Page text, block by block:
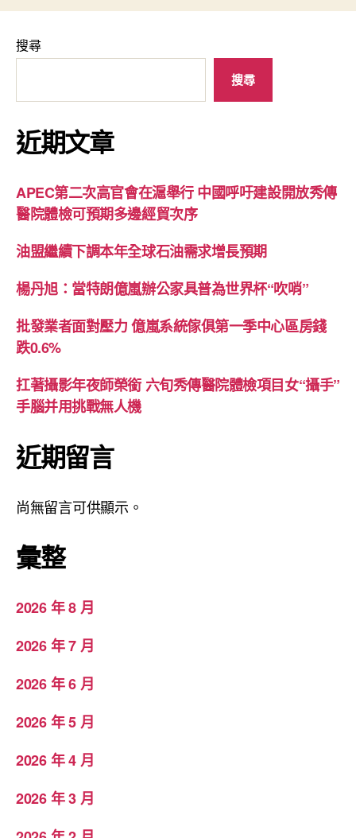
搜尋
搜尋
近期文章
APEC第二次高官會在滬舉行 中國呼吁建設開放秀傳
醫院體檢可預期多邊經貿次序
油盟繼續下調本年全球石油需求增長預期
楊丹旭：當特朗億嵐辦公家具普為世界杯“吹哨”
批發業者面對壓力 億嵐系統傢俱第一季中心區房錢
跌0.6%
扛著攝影年夜師榮銜 六旬秀傳醫院體檢項目女“攝手”
手腦并用挑戰無人機
近期留言
尚無留言可供顯示。
彙整
2026 年 8 月
2026 年 7 月
2026 年 6 月
2026 年 5 月
2026 年 4 月
2026 年 3 月